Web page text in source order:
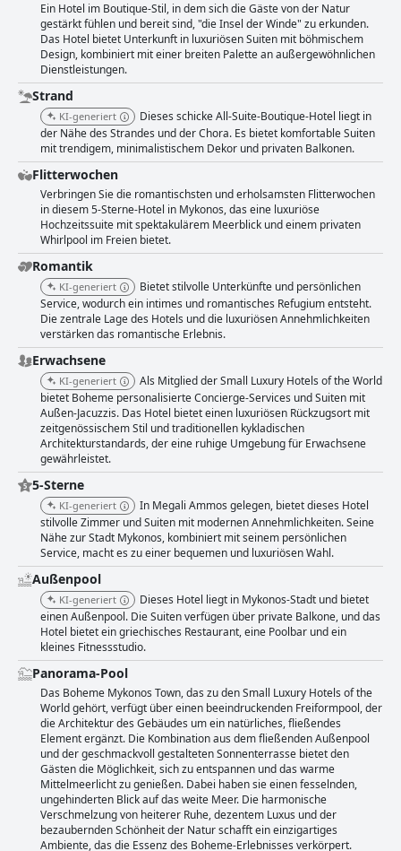
Ein Hotel im Boutique-Stil, in dem sich die Gäste von der Natur
gestärkt fühlen und bereit sind, "die Insel der Winde" zu erkunden.
Das Hotel bietet Unterkunft in luxuriösen Suiten mit böhmischem
Design, kombiniert mit einer breiten Palette an außergewöhnlichen
Dienstleistungen.
Strand
KI-generiert
Dieses schicke All-Suite-Boutique-Hotel liegt in
der Nähe des Strandes und der Chora. Es bietet komfortable Suiten
mit trendigem, minimalistischem Dekor und privaten Balkonen.
Flitterwochen
Verbringen Sie die romantischsten und erholsamsten Flitterwochen
in diesem 5-Sterne-Hotel in Mykonos, das eine luxuriöse
Hochzeitssuite mit spektakulärem Meerblick und einem privaten
Whirlpool im Freien bietet.
Romantik
KI-generiert
Bietet stilvolle Unterkünfte und persönlichen
Service, wodurch ein intimes und romantisches Refugium entsteht.
Die zentrale Lage des Hotels und die luxuriösen Annehmlichkeiten
verstärken das romantische Erlebnis.
Erwachsene
KI-generiert
Als Mitglied der Small Luxury Hotels of the World
bietet Boheme personalisierte Concierge-Services und Suiten mit
Außen-Jacuzzis. Das Hotel bietet einen luxuriösen Rückzugsort mit
zeitgenössischem Stil und traditionellen kykladischen
Architekturstandards, der eine ruhige Umgebung für Erwachsene
gewährleistet.
5-Sterne
KI-generiert
In Megali Ammos gelegen, bietet dieses Hotel
stilvolle Zimmer und Suiten mit modernen Annehmlichkeiten. Seine
Nähe zur Stadt Mykonos, kombiniert mit seinem persönlichen
Service, macht es zu einer bequemen und luxuriösen Wahl.
Außenpool
KI-generiert
Dieses Hotel liegt in Mykonos-Stadt und bietet
einen Außenpool. Die Suiten verfügen über private Balkone, und das
Hotel bietet ein griechisches Restaurant, eine Poolbar und ein
kleines Fitnessstudio.
Panorama-Pool
Das Boheme Mykonos Town, das zu den Small Luxury Hotels of the
World gehört, verfügt über einen beeindruckenden Freiformpool, der
die Architektur des Gebäudes um ein natürliches, fließendes
Element ergänzt. Die Kombination aus dem fließenden Außenpool
und der geschmackvoll gestalteten Sonnenterrasse bietet den
Gästen die Möglichkeit, sich zu entspannen und das warme
Mittelmeerlicht zu genießen. Dabei haben sie einen fesselnden,
ungehinderten Blick auf das weite Meer. Die harmonische
Verschmelzung von heiterer Ruhe, dezentem Luxus und der
bezaubernden Schönheit der Natur schafft ein einzigartiges
Ambiente, das die Essenz des Boheme-Erlebnisses verkörpert.